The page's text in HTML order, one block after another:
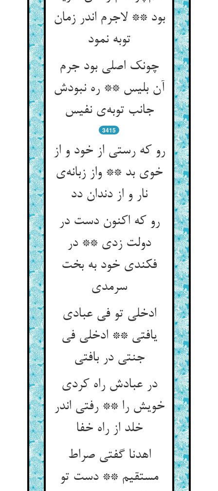
بود ** لاجرم اندر زمان
توبه نمود
چونک اصلی بود جرم
آن بلیس ** ره نبودش
جانب توبه‌ی نفیس
3415
رو که رستی از خود و از
خوی بد ** واز زبانه‌ی
نار و از دندان دد
رو که اکنون دست در
دولت زدی ** در
فکندی خود به بخت
سرمدی
ادخلی تو فی عبادی
یافتی ** ادخلی فی
جنتی در بافتی
در عبادش راه کردی
خویش را ** رفتی اندر
خلد از راه خفا
اهدنا گفتی صراط
مستقیم ** دست تو